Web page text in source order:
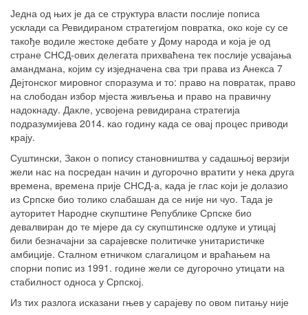
Једна од њих је да се структура власти послије пописа
усклади са Ревидираном стратегијом повратка, око које су се
такође водиле жестоке дебате у Дому народа и која је од
стране СНСД-ових делегата прихваћена тек послије усвајања
амандмана, којим су изједначена сва три права из Анекса 7
Дејтонског мировног споразума и то: право на повратак, право
на слободан избор мјеста живљења и право на правичну
надокнаду. Дакле, усвојена ревидирана стратегија
подразумијева 2014. као годину када се овај процес приводи
крају.
Суштински, Закон о попису становништва у садашњој верзији
жели нас на посредан начин и дугорочно вратити у нека друга
времена, времена прије СНСД-а, када је глас који је долазио
из Српске био толико слабашан да се није ни чуо. Тада је
ауторитет Народне скупштине Републике Српске био
девалвиран до те мјере да су скупштинске одлуке и утицај
били безначајни за сарајевске политичке унитаристичке
амбиције. Сталном етничком слагалицом и враћањем на
спорни попис из 1991. године жели се дугорочно утицати на
стабилност односа у Српској.
Из тих разлога исказани гњев у сарајеву по овом питању није